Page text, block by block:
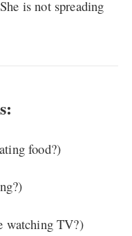
is not spreading
food?)
watching TV?)